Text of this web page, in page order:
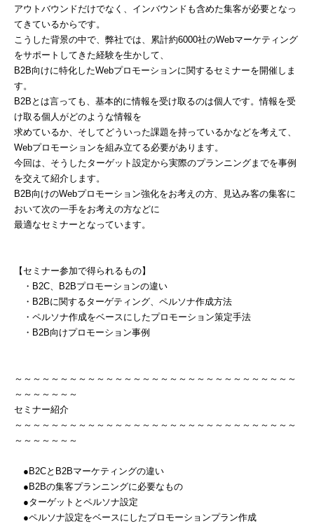
アウトバウンドだけでなく、インバウンドも含めた集客が必要となっ
てきているからです。
こうした背景の中で、弊社では、累計約6000社のWebマーケティング
をサポートしてきた経験を生かして、
B2B向けに特化したWebプロモーションに関するセミナーを開催しま
す。
B2Bとは言っても、基本的に情報を受け取るのは個人です。情報を受
け取る個人がどのような情報を
求めているか、そしてどういった課題を持っているかなどを考えて、
Webプロモーションを組み立てる必要があります。
今回は、そうしたターゲット設定から実際のプランニングまでを事例
を交えて紹介します。
B2B向けのWebプロモーション強化をお考えの方、見込み客の集客に
おいて次の一手をお考えの方などに
最適なセミナーとなっています。
【セミナー参加で得られるもの】
・B2C、B2Bプロモーションの違い
・B2Bに関するターゲティング、ペルソナ作成方法
・ペルソナ作成をベースにしたプロモーション策定手法
・B2B向けプロモーション事例
～～～～～～～～～～～～～～～～～～～～～～～～～～～～～～～
～～～～～～～
セミナー紹介
～～～～～～～～～～～～～～～～～～～～～～～～～～～～～～～
～～～～～～～
●B2CとB2Bマーケティングの違い
●B2Bの集客プランニングに必要なもの
●ターゲットとペルソナ設定
●ペルソナ設定をベースにしたプロモーションプラン作成